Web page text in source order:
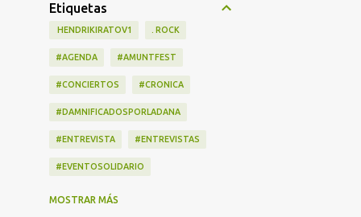
Etiquetas
‎ HENDRIKIRATOV1 . ROCK
#AGENDA #AMUNTFEST
#CONCIERTOS #CRONICA
#DAMNIFICADOSPORLADANA
#ENTREVISTA #ENTREVISTAS
#EVENTOSOLIDARIO
#LANZAMIENTOS
MOSTRAR MÁS